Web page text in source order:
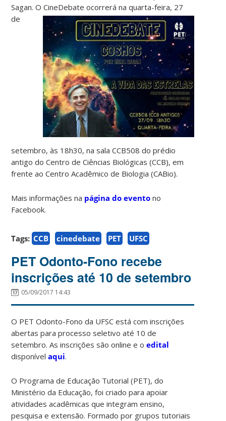
Sagan. OCineDebate ocorrerá na quarta-feira, 27
de
setembro, às 18h30, na sala CCB508 do prédio
antigo do Centro de Ciências Biológicas (CCB), em
frente ao Centro Acadêmico de Biologia (CABio).
Mais informações na página do evento no
Facebook.
Tags: CCB cinedebate PET UFSC
PET Odonto-Fono recebe
inscrições até 10 de setembro
05/09/2017 14:43
O PET Odonto-Fono da UFSC está com inscrições
abertas para processo seletivo até 10 de
setembro. As inscrições são online e oedital
disponívelaqui.
O Programa de Educação Tutorial (PET), do
Ministério da Educação, foi criado para apoiar
atividades acadêmicas que integram ensino,
pesquisa e extensão. Formado por grupos tutoriais